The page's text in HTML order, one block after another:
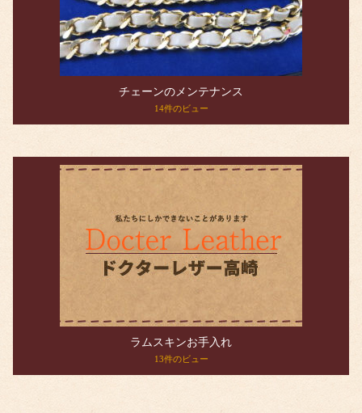
チェーンのメンテナンス
14件のビュー
ラムスキンお手入れ
13件のビュー